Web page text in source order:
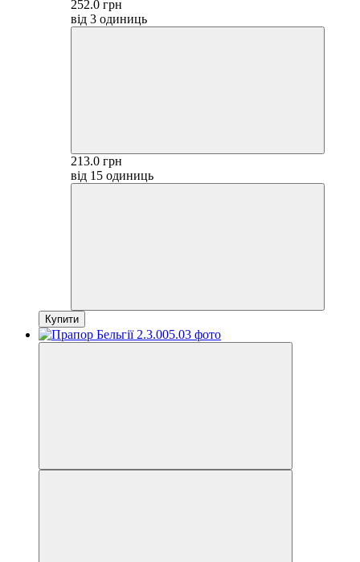
252.0 грн
від 3 одиниць
213.0 грн
від 15 одиниць
Купити